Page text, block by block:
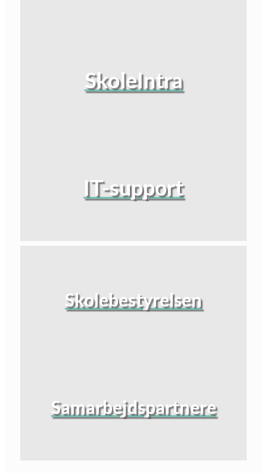
SkoleIntra
IT-support
Skolebestyrelsen
Samarbejdspartnere